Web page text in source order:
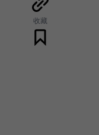
收藏